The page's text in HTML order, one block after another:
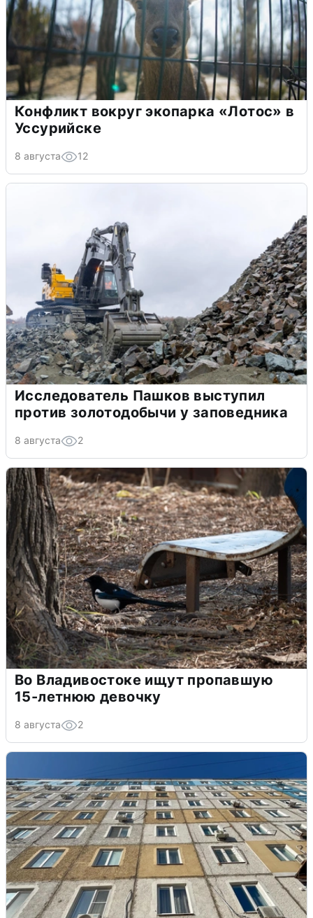
Конфликт вокруг экопарка «Лотос» в
Уссурийске
8 августа 12
Исследователь Пашков выступил
против золотодобычи у заповедника
8 августа 2
Во Владивостоке ищут пропавшую
15-летнюю девочку
8 августа 2